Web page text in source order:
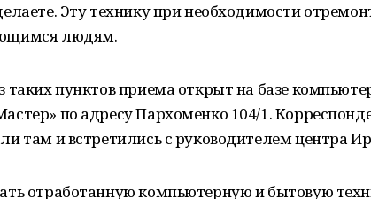
Эту технику при необходимости
людям.
таких пунктов приема открыт на базе
по адресу Пархоменко 104/1.
там и встретились с руководителем центра
отработанную компьютерную и бытовую